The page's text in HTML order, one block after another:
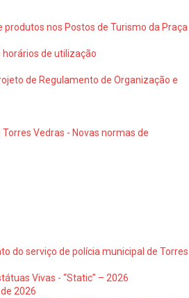
produtos nos Postos de Turismo da Praça
horários de utilização
de Regulamento de Organização e
Vedras - Novas normas de
do serviço de polícia municipal de Torres
Vivas - “Static” – 2026
2026